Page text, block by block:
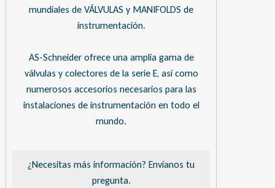
mundiales de VÁLVULAS y MANIFOLDS de
instrumentación.
AS-Schneider ofrece una amplia gama de
válvulas y colectores de la serie E, así como
numerosos accesorios necesarios para las
instalaciones de instrumentación en todo el
mundo.
¿Necesitas más información? Envíanos tu
pregunta.